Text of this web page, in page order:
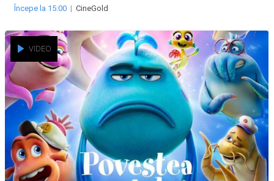
Începe la 15:00 | CineGold
VIDEO